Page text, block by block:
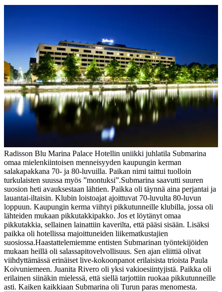
Radisson Blu Marina Palace Hotellin uniikki juhlatila Submarina
omaa mielenkiintoisen menneisyyden kaupungin kerman
salakapakkana 70- ja 80-luvuilla. Paikan nimi taittui tuolloin
turkulaisten suussa myös ”montuksi”.Submarina saavutti suuren
suosion heti avauksestaan lähtien. Paikka oli täynnä aina perjantai ja
lauantai-iltaisin. Klubin loistoajat ajoittuvat 70-luvulta 80-luvun
loppuun. Kaupungin kerma viihtyi pikkutunneille klubilla, jossa oli
lähteiden mukaan pikkutakkipakko. Jos et löytänyt omaa
pikkutakkia, sellainen lainattiin kaverilta, että pääsi sisään. Lisäksi
paikka oli hotellissa majoittuneiden liikematkustajien
suosiossa.Haastattelemiemme entisten Submarinan työntekijöiden
mukaan heillä oli salassapitovelvollisuus. Sen ajan eliittiä olivat
viihdyttämässä erinäiset live-kokoonpanot erilaisista trioista Paula
Koivuniemeen. Juanita Rivero oli yksi vakioesiintyjistä. Paikka oli
erilainen siinäkin mielessä, että siellä tarjottiin ruokaa pikkutunneille
asti. Kaiken kaikkiaan Submarina oli Turun paras menomesta.